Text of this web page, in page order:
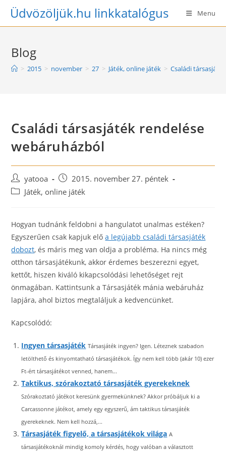
SkipÜdvözöljük.hu linkkatalógus Menu
Blog
> 2015 > november > 27 > Játék, online játék > Családi
Családi társasjáték rendelése
webáruházból
Post
author:
yatooa
Post
published:
2015. november 27. péntek
PostJáték, online játék
Hogyan tudnánk feldobni a hangulatot unalmas estéken?
Egyszerűen csak kapjuk előa legújabb családi társasjáték
dobozt, és máris meg van oldja a probléma. Ha nincs még
otthon társasjátékunk, akkor érdemes beszerezni egyet,
kettőt, hiszen kiváló kikapcsolódási lehetőséget rejt
önmagában. Kattintsunk a Társasjáték mánia webáruház
lapjára, ahol biztos megtaláljuk a kedvencünket.
Kapcsolódó:
Ingyen társasjáték Társasjáték ingyen? Igen. Léteznek szabadon
letölthető és kinyomtatható társasjátékok. Így nem kell több (akár 10) ezer
Ft-ért társasjátékot venned, hanem...
Taktikus, szórakoztató társasjáték gyerekeknek
Szórakoztató játékot keresünk gyermekünknek? Akkor próbáljuk ki a
Carcassonne játékot, amely egy egyszerű, ám taktikus társasjáték
gyerekeknek. Nem kell hozzá,...
Társasjáték figyelő, a társasjátékok világa A
társasjátékoknál mindig komoly kérdés, hogy valóban a választott